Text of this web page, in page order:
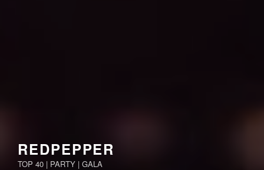
REDPEPPER
TOP 40 | PARTY | GALA